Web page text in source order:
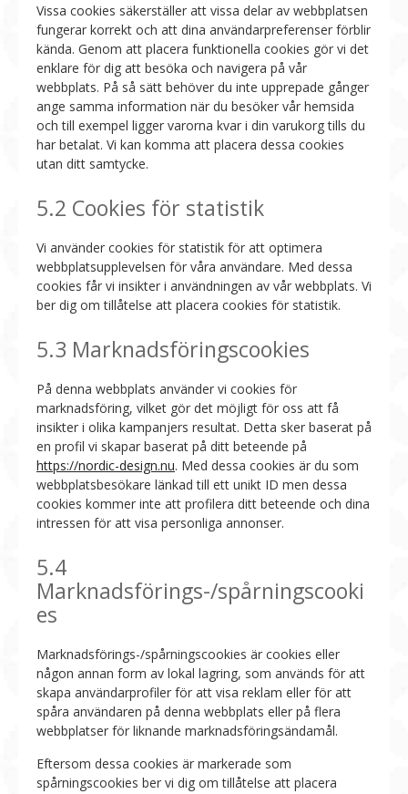
Vissa cookies säkerställer att vissa delar av webbplatsen
fungerar korrekt och att dina användarpreferenser förblir
kända. Genom att placera funktionella cookies gör vi det
enklare för dig att besöka och navigera på vår
webbplats. På så sätt behöver du inte upprepade gånger
ange samma information när du besöker vår hemsida
och till exempel ligger varorna kvar i din varukorg tills du
har betalat. Vi kan komma att placera dessa cookies
utan ditt samtycke.
5.2 Cookies för statistik
Vi använder cookies för statistik för att optimera
webbplatsupplevelsen för våra användare. Med dessa
cookies får vi insikter i användningen av vår webbplats. Vi
ber dig om tillåtelse att placera cookies för statistik.
5.3 Marknadsföringscookies
På denna webbplats använder vi cookies för
marknadsföring, vilket gör det möjligt för oss att få
insikter i olika kampanjers resultat. Detta sker baserat på
en profil vi skapar baserat på ditt beteende på
https://nordic-design.nu. Med dessa cookies är du som
webbplatsbesökare länkad till ett unikt ID men dessa
cookies kommer inte att profilera ditt beteende och dina
intressen för att visa personliga annonser.
5.4
Marknadsförings-/spårningscooki
es
Marknadsförings-/spårningscookies är cookies eller
någon annan form av lokal lagring, som används för att
skapa användarprofiler för att visa reklam eller för att
spåra användaren på denna webbplats eller på flera
webbplatser för liknande marknadsföringsändamål.
Eftersom dessa cookies är markerade som
spårningscookies ber vi dig om tillåtelse att placera